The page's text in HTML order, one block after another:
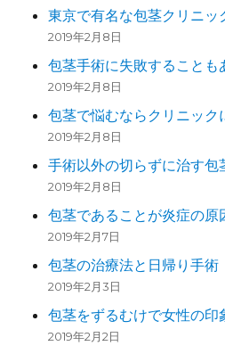
東京で有名な包茎クリニッ
2019年2月8日
包茎手術に失敗することも
2019年2月8日
包茎で悩むならクリニック
2019年2月8日
手術以外の切らずに治す包
2019年2月8日
包茎であることが炎症の原
2019年2月7日
包茎の治療法と日帰り手術
2019年2月3日
包茎をずるむけで女性の印
2019年2月2日